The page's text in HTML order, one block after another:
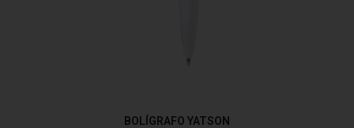
BOLÍGRAFO YATSON